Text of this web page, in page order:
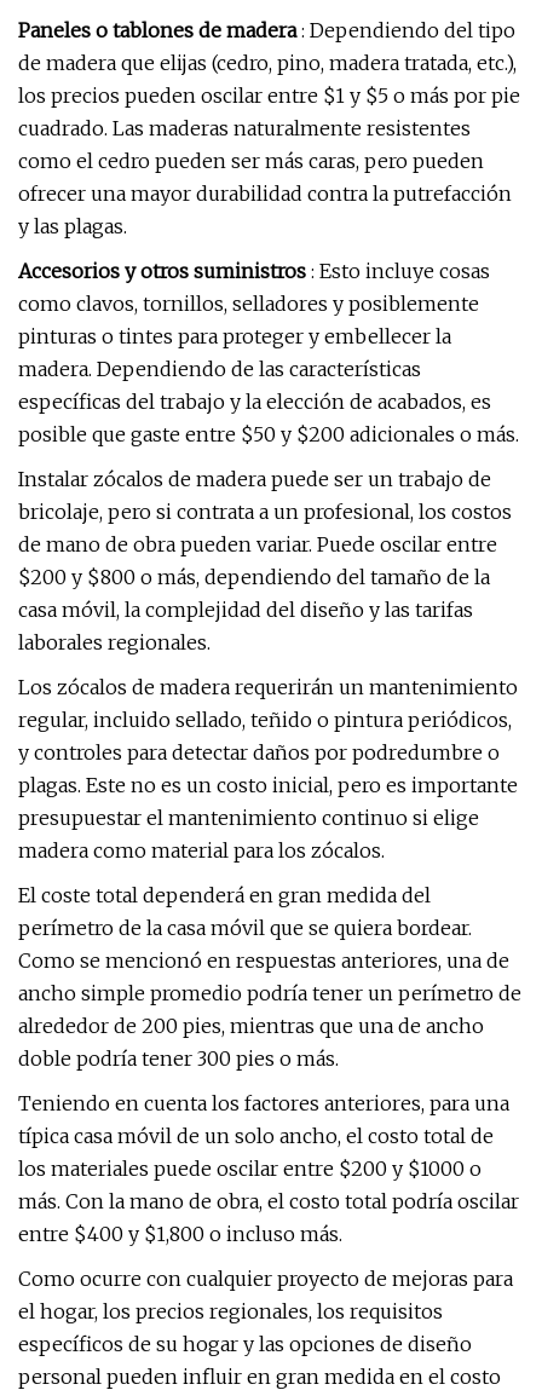
Paneles o tablones de madera: Dependiendo del tipo
de madera que elijas (cedro, pino, madera tratada, etc.),
los precios pueden oscilar entre $1 y $5 o más por pie
cuadrado. Las maderas naturalmente resistentes
como el cedro pueden ser más caras, pero pueden
ofrecer una mayor durabilidad contra la putrefacción
y las plagas.
Accesorios y otros suministros : Esto incluye cosas
como clavos, tornillos, selladores y posiblemente
pinturas o tintes para proteger y embellecer la
madera. Dependiendo de las características
específicas del trabajo y la elección de acabados, es
posible que gaste entre $50 y $200 adicionales o más.
Instalar zócalos de madera puede ser un trabajo de
bricolaje, pero si contrata a un profesional, los costos
de mano de obra pueden variar. Puede oscilar entre
$200 y $800 o más, dependiendo del tamaño de la
casa móvil, la complejidad del diseño y las tarifas
laborales regionales.
Los zócalos de madera requerirán un mantenimiento
regular, incluido sellado, teñido o pintura periódicos,
y controles para detectar daños por podredumbre o
plagas. Este no es un costo inicial, pero es importante
presupuestar el mantenimiento continuo si elige
madera como material para los zócalos.
El coste total dependerá en gran medida del
perímetro de la casa móvil que se quiera bordear.
Como se mencionó en respuestas anteriores, una de
ancho simple promedio podría tener un perímetro de
alrededor de 200 pies, mientras que una de ancho
doble podría tener 300 pies o más.
Teniendo en cuenta los factores anteriores, para una
típica casa móvil de un solo ancho, el costo total de
los materiales puede oscilar entre $200 y $1000 o
más. Con la mano de obra, el costo total podría oscilar
entre $400 y $1,800 o incluso más.
Como ocurre con cualquier proyecto de mejoras para
el hogar, los precios regionales, los requisitos
específicos de su hogar y las opciones de diseño
personal pueden influir en gran medida en el costo